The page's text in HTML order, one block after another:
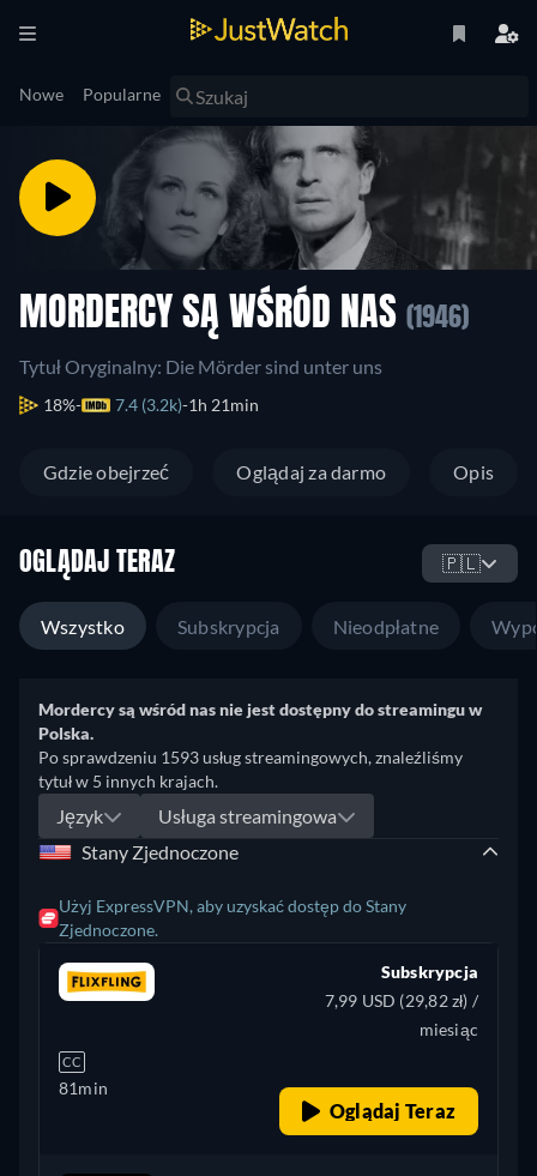
Nowe Popularne
MORDERCY SĄ WŚRÓD NAS (1946)
Tytuł Oryginalny: Die Mörder sind unter uns
18% 7.4 (3.2k) 1h 21min
Gdzie obejrzeć Oglądaj za darmo Opis
OGLĄDAJ TERAZ 🇵🇱
Wszystko Subskrypcja Nieodpłatne
Mordercy są wśród nas nie jest dostępny do streamingu w
Polska.
Po sprawdzeniu 1593 usług streamingowych, znaleźliśmy
tytuł w 5 innych krajach.
Język
Usługa streamingowa
Stany Zjednoczone
Użyj ExpressVPN, aby uzyskać dostęp do Stany
Zjednoczone.
CC
81min
Subskrypcja
7,99 USD (29,82 zł) /
miesiąc
Oglądaj Teraz